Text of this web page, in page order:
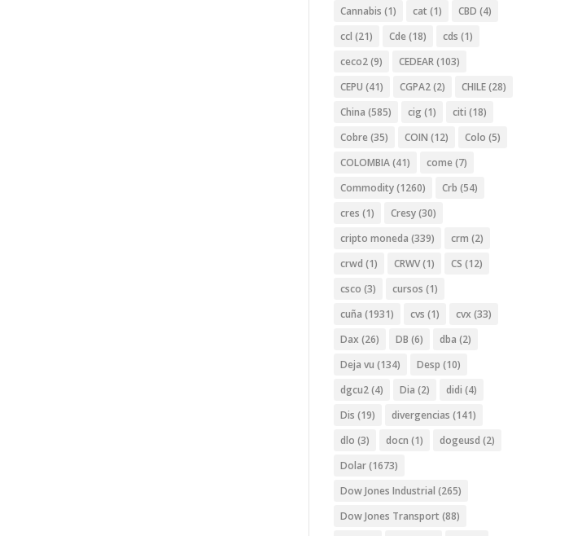
Cannabis (1) cat (1) CBD (4)
ccl (21) Cde (18) cds (1)
ceco2(9) CEDEAR(103)
CEPU (41) CGPA2(2) CHILE(28)
China (585) cig (1) citi (18)
Cobre (35) COIN (12) Colo (5)
COLOMBIA(41) come (7)
Commodity(1260) Crb (54)
cres (1) Cresy(30)
cripto moneda (339) crm (2)
crwd (1) CRWV(1) CS (12)
csco (3) cursos (1)
cuña (1931) cvs (1) cvx (33)
Dax (26) DB (6) dba (2)
Deja vu (134) Desp (10)
dgcu2(4) Dia (2) didi (4)
Dis (19) divergencias (141)
dlo (3) docn (1) dogeusd (2)
Dolar(1673)
Dow Jones Industrial (265)
Dow Jones Transport (88)